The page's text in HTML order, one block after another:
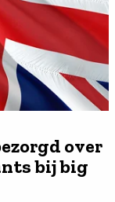
over
bij big